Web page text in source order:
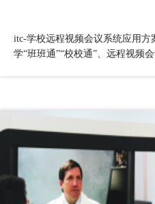
itc-学校远程视频会议系统应用方
学“班班通”“校校通”、远程视频